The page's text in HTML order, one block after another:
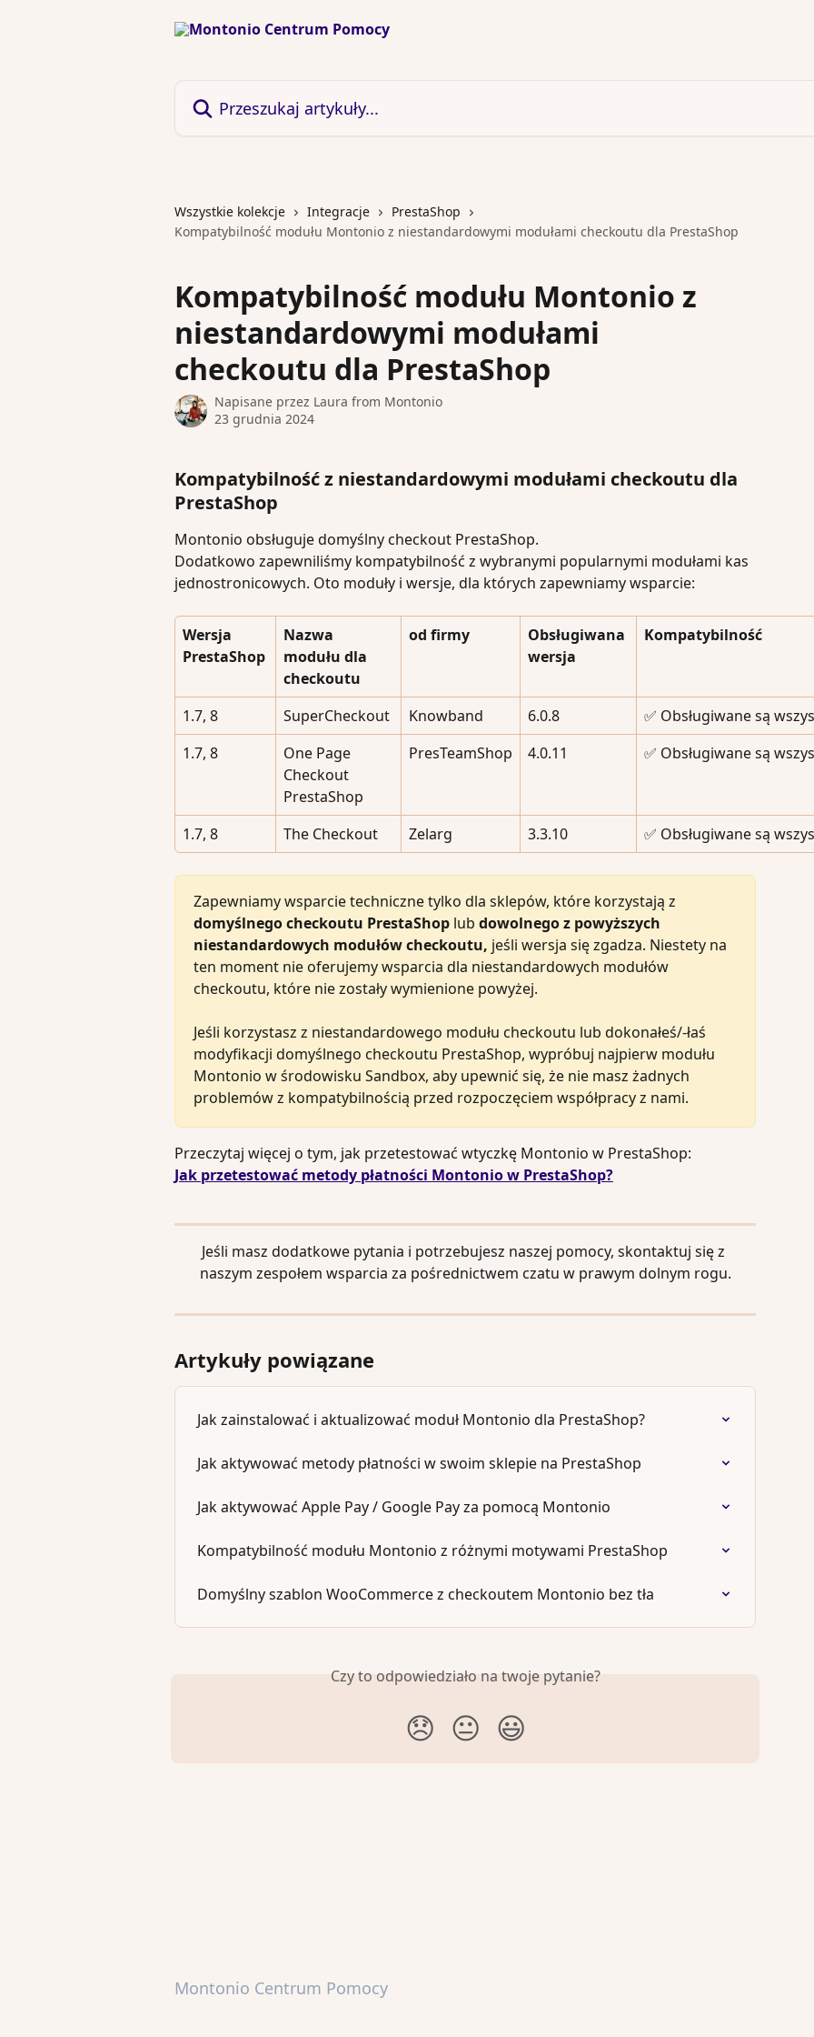
Wszystkie kolekcje Integracje
PrestaShop
Kompatybilność modułu Montonio z niestandardowymi modułami checkoutu dla PrestaShop
Kompatybilność modułu Montonio z
niestandardowymi modułami
checkoutu dla PrestaShop
Napisane przez Laura from Montonio
23 grudnia 2024
Kompatybilność z niestandardowymi modułami checkoutu dla
PrestaShop
Montonio obsługuje domyślny checkout PrestaShop.
Dodatkowo zapewniliśmy kompatybilność z wybranymi popularnymi modułami kas
jednostronicowych. Oto moduły i wersje, dla których zapewniamy wsparcie:
Wersja
PrestaShop
Nazwa
modułu dla
checkoutu
od firmy
Obsługiwana
wersja
Kompatybilność
1.7, 8 SuperCheckout Knowband 6.0.8
✅ Obsługiwane są
1.7, 8
One Page
Checkout
PrestaShop
PresTeamShop 4.0.11 ✅ Obsługiwane są
1.7, 8 The Checkout Zelarg 3.3.10 ✅ Obsługiwane są
Zapewniamy wsparcie techniczne tylko dla sklepów, które korzystają z
domyślnego checkoutu PrestaShop lub dowolnego z powyższych
niestandardowych modułów checkoutu, jeśli wersja się zgadza. Niestety na
ten moment nie oferujemy wsparcia dla niestandardowych modułów
checkoutu, które nie zostały wymienione powyżej.
Jeśli korzystasz z niestandardowego modułu checkoutu lub dokonałeś/-łaś
modyfikacji domyślnego checkoutu PrestaShop, wypróbuj najpierw modułu
Montonio w środowisku Sandbox, aby upewnić się, że nie masz żadnych
problemów z kompatybilnością przed rozpoczęciem współpracy z nami.
Przeczytaj więcej o tym, jak przetestować wtyczkę Montonio w PrestaShop:
Jak przetestować metody płatności Montonio w PrestaShop?
Jeśli masz dodatkowe pytania i potrzebujesz naszej pomocy, skontaktuj się z
naszym zespołem wsparcia za pośrednictwem czatu w prawym dolnym rogu.
Artykuły powiązane
Jak zainstalować i aktualizować moduł Montonio dla PrestaShop?
Jak aktywować metody płatności w swoim sklepie na PrestaShop
Jak aktywować Apple Pay / Google Pay za pomocą Montonio
Kompatybilność modułu Montonio z różnymi motywami PrestaShop
Domyślny szablon WooCommerce z checkoutem Montonio bez tła
Czy to odpowiedziało na twoje pytanie?
😞 😐 😃
Montonio Centrum Pomocy